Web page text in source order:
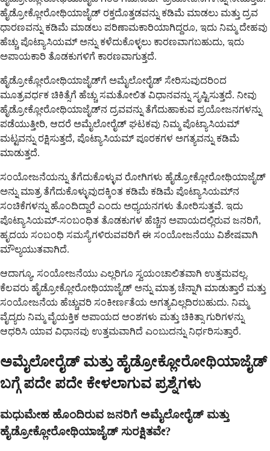
ಹೈಡ್ರೋಕ್ಲೋರೋಥಿಯಾಜೈಡ್ ರಕ್ತದೊತ್ತಡವನ್ನು ಕಡಿಮೆ ಮಾಡಲು ಮತ್ತು ದ್ರವ
ಧಾರಣವನ್ನು ಕಡಿಮೆ ಮಾಡಲು ಪರಿಣಾಮಕಾರಿಯಾಗಿದ್ದರೂ, ಇದು ನಿಮ್ಮ ದೇಹವು
ಹೆಚ್ಚು ಪೊಟ್ಯಾಸಿಯಮ್ ಅನ್ನು ಕಳೆದುಕೊಳ್ಳಲು ಕಾರಣವಾಗಬಹುದು, ಇದು
ಅಪಾಯಕಾರಿ ತೊಡಕುಗಳಿಗೆ ಕಾರಣವಾಗುತ್ತದೆ.
ಹೈಡ್ರೋಕ್ಲೋರೋಥಿಯಾಜೈಡ್‌ಗೆ ಅಮೈಲೋರೈಡ್ ಸೇರಿಸುವುದರಿಂದ
ಮೂತ್ರವರ್ಧಕ ಚಿಕಿತ್ಸೆಗೆ ಹೆಚ್ಚು ಸಮತೋಲಿತ ವಿಧಾನವನ್ನು ಸೃಷ್ಟಿಸುತ್ತದೆ. ನೀವು
ಹೈಡ್ರೋಕ್ಲೋರೋಥಿಯಾಜೈಡ್‌ನ ದ್ರವವನ್ನು ತೆಗೆದುಹಾಕುವ ಪ್ರಯೋಜನಗಳನ್ನು
ಪಡೆಯುತ್ತೀರಿ, ಆದರೆ ಅಮೈಲೋರೈಡ್ ಘಟಕವು ನಿಮ್ಮ ಪೊಟ್ಯಾಸಿಯಮ್
ಮಟ್ಟವನ್ನು ರಕ್ಷಿಸುತ್ತದೆ, ಪೊಟ್ಯಾಸಿಯಮ್ ಪೂರಕಗಳ ಅಗತ್ಯವನ್ನು ಕಡಿಮೆ
ಮಾಡುತ್ತದೆ.
ಸಂಯೋಜನೆಯನ್ನು ತೆಗೆದುಕೊಳ್ಳುವ ರೋಗಿಗಳು ಹೈಡ್ರೋಕ್ಲೋರೋಥಿಯಾಜೈಡ್
ಅನ್ನು ಮಾತ್ರ ತೆಗೆದುಕೊಳ್ಳುವುದಕ್ಕಿಂತ ಕಡಿಮೆ ಕಡಿಮೆ ಪೊಟ್ಯಾಸಿಯಮ್‌ನ
ಸಂಚಿಕೆಗಳನ್ನು ಹೊಂದಿದ್ದಾರೆ ಎಂದು ಅಧ್ಯಯನಗಳು ತೋರಿಸುತ್ತವೆ. ಇದು
ಪೊಟ್ಯಾಸಿಯಮ್-ಸಂಬಂಧಿತ ತೊಡಕುಗಳ ಹೆಚ್ಚಿನ ಅಪಾಯದಲ್ಲಿರುವ ಜನರಿಗೆ,
ಹೃದಯ ಸಂಬಂಧಿ ಸಮಸ್ಯೆಗಳಿರುವವರಿಗೆ ಈ ಸಂಯೋಜನೆಯು ವಿಶೇಷವಾಗಿ
ಮೌಲ್ಯಯುತವಾಗಿದೆ.
ಆದಾಗ್ಯೂ, ಸಂಯೋಜನೆಯು ಎಲ್ಲರಿಗೂ ಸ್ವಯಂಚಾಲಿತವಾಗಿ ಉತ್ತಮವಲ್ಲ.
ಕೆಲವರು ಹೈಡ್ರೋಕ್ಲೋರೋಥಿಯಾಜೈಡ್ ಅನ್ನು ಮಾತ್ರ ಚೆನ್ನಾಗಿ ಮಾಡುತ್ತಾರೆ ಮತ್ತು
ಸಂಯೋಜನೆಯ ಹೆಚ್ಚುವರಿ ಸಂಕೀರ್ಣತೆಯ ಅಗತ್ಯವಿಲ್ಲದಿರಬಹುದು. ನಿಮ್ಮ
ವೈದ್ಯರು ನಿಮ್ಮ ವೈಯಕ್ತಿಕ ಅಪಾಯದ ಅಂಶಗಳು ಮತ್ತು ಚಿಕಿತ್ಸಾ ಗುರಿಗಳನ್ನು
ಆಧರಿಸಿ ಯಾವ ವಿಧಾನವು ಉತ್ತಮವಾಗಿದೆ ಎಂಬುದನ್ನು ನಿರ್ಧರಿಸುತ್ತಾರೆ.
ಅಮೈಲೋರೈಡ್ ಮತ್ತು ಹೈಡ್ರೋಕ್ಲೋರೋಥಿಯಾಜೈಡ್
ಬಗ್ಗೆ ಪದೇ ಪದೇ ಕೇಳಲಾಗುವ ಪ್ರಶ್ನೆಗಳು
ಮಧುಮೇಹ ಹೊಂದಿರುವ ಜನರಿಗೆ ಅಮೈಲೋರೈಡ್ ಮತ್ತು
ಹೈಡ್ರೋಕ್ಲೋರೋಥಿಯಾಜೈಡ್ ಸುರಕ್ಷಿತವೇ?